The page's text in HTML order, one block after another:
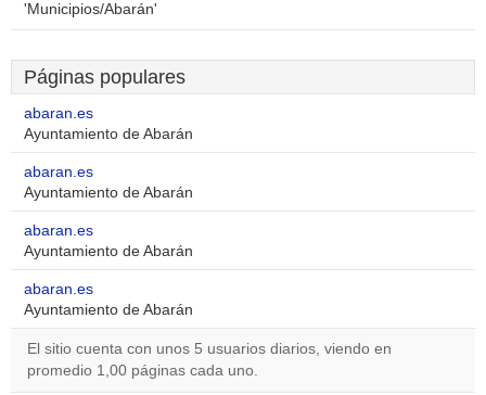
'Municipios/Abarán'
Páginas populares
abaran.es
Ayuntamiento de Abarán
abaran.es
Ayuntamiento de Abarán
abaran.es
Ayuntamiento de Abarán
abaran.es
Ayuntamiento de Abarán
El sitio cuenta con unos 5 usuarios diarios, viendo en
promedio 1,00 páginas cada uno.